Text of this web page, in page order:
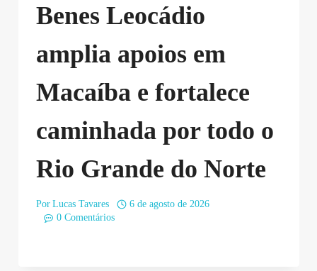
Benes Leocádio
amplia apoios em
Macaíba e fortalece
caminhada por todo o
Rio Grande do Norte
Por Lucas Tavares
6 de agosto de 2026
0 Comentários